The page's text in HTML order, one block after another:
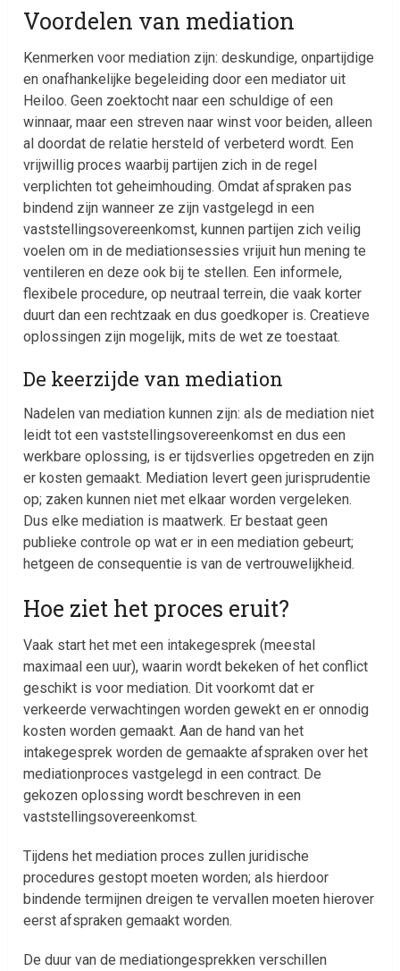
Voordelen van mediation
Kenmerken voor mediation zijn: deskundige, onpartijdige
en onafhankelijke begeleiding door een mediator uit
Heiloo. Geen zoektocht naar een schuldige of een
winnaar, maar een streven naar winst voor beiden, alleen
al doordat de relatie hersteld of verbeterd wordt. Een
vrijwillig proces waarbij partijen zich in de regel
verplichten tot geheimhouding. Omdat afspraken pas
bindend zijn wanneer ze zijn vastgelegd in een
vaststellingsovereenkomst, kunnen partijen zich veilig
voelen om in de mediationsessies vrijuit hun mening te
ventileren en deze ook bij te stellen. Een informele,
flexibele procedure, op neutraal terrein, die vaak korter
duurt dan een rechtzaak en dus goedkoper is. Creatieve
oplossingen zijn mogelijk, mits de wet ze toestaat.
De keerzijde van mediation
Nadelen van mediation kunnen zijn: als de mediation niet
leidt tot een vaststellingsovereenkomst en dus een
werkbare oplossing, is er tijdsverlies opgetreden en zijn
er kosten gemaakt. Mediation levert geen jurisprudentie
op; zaken kunnen niet met elkaar worden vergeleken.
Dus elke mediation is maatwerk. Er bestaat geen
publieke controle op wat er in een mediation gebeurt;
hetgeen de consequentie is van de vertrouwelijkheid.
Hoe ziet het proces eruit?
Vaak start het met een intakegesprek (meestal
maximaal een uur), waarin wordt bekeken of het conflict
geschikt is voor mediation. Dit voorkomt dat er
verkeerde verwachtingen worden gewekt en er onnodig
kosten worden gemaakt. Aan de hand van het
intakegesprek worden de gemaakte afspraken over het
mediationproces vastgelegd in een contract. De
gekozen oplossing wordt beschreven in een
vaststellingsovereenkomst.
Tijdens het mediation proces zullen juridische
procedures gestopt moeten worden; als hierdoor
bindende termijnen dreigen te vervallen moeten hierover
eerst afspraken gemaakt worden.
De duur van de mediationgesprekken verschillen